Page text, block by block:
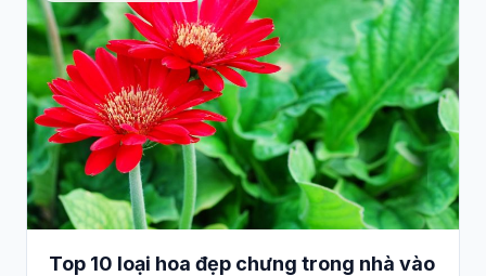
Top 10 loại hoa đẹp chưng trong nhà vào